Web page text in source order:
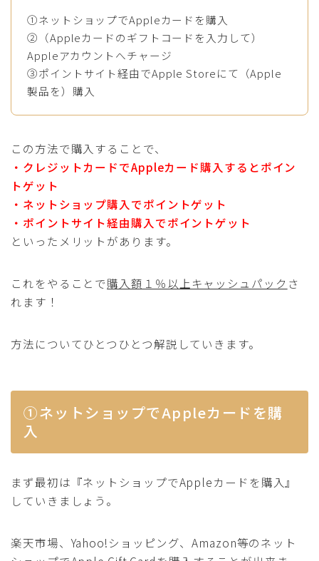
①ネットショップでAppleカードを購入
②（Appleカードのギフトコードを入力して）
Appleアカウントへチャージ
③ポイントサイト経由でApple Storeにて（Apple
製品を）購入
この方法で購入することで、
・クレジットカードでAppleカード購入するとポイン
トゲット
・ネットショップ購入でポイントゲット
・ポイントサイト経由購入でポイントゲット
といったメリットがあります。
これをやることで購入額１％以上キャッシュパック さ
れます！
方法についてひとつひとつ解説していきます。
①ネットショップでAppleカードを購
入
まず最初は『ネットショップでAppleカードを購入』
していきましょう。
楽天市場、Yahoo!ショッピング、Amazon等のネット